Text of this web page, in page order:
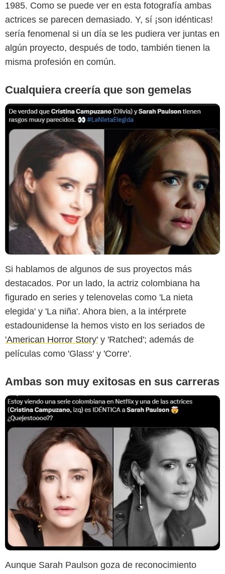
1985. Como se puede ver en esta fotografía ambas
actrices se parecen demasiado. Y, sí ¡son idénticas!
sería fenomenal si un día se les pudiera ver juntas en
algún proyecto, después de todo, también tienen la
misma profesión en común.
Cualquiera creería que son gemelas
Si hablamos de algunos de sus proyectos más
destacados. Por un lado, la actriz colombiana ha
figurado en series y telenovelas como 'La nieta
elegida' y 'La niña'. Ahora bien, a la intérprete
estadounidense la hemos visto en los seriados de
'American Horror Story' y 'Ratched'; además de
películas como 'Glass' y 'Corre'.
Ambas son muy exitosas en sus carreras
Twitter
Aunque Sarah Paulson goza de reconocimiento
Twitter